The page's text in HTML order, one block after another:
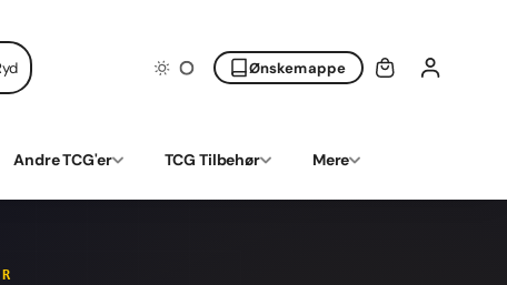
Ønskemappe
Andre TCG'er TCG Tilbehør Mere